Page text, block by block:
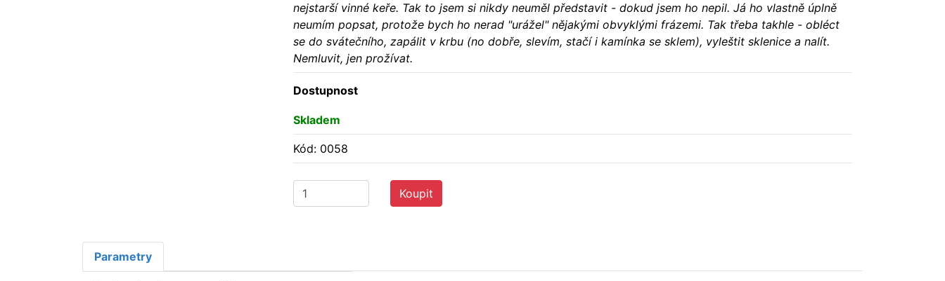
nejstarší vinné keře. Tak to jsem si nikdy neuměl představit - dokud jsem ho nepil. Já ho vlastně úplně
neumím popsat, protože bych ho nerad "urážel" nějakými obvyklými frázemi. Tak třeba takhle - obléct
se do svátečního, zapálit v krbu (no dobře, slevím, stačí i kamínka se sklem), vyleštit sklenice a nalít.
Nemluvit, jen prožívat.
Dostupnost
Skladem
Kód: 0058
Koupit
Parametry